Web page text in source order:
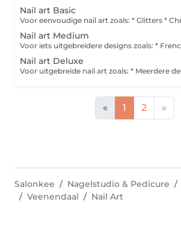
Nail art Basic
Nail art Medium
Nail art Deluxe
« 1 2 »
Salonkee Nagelstudio & Pedicure
Veenendaal
Nail Art